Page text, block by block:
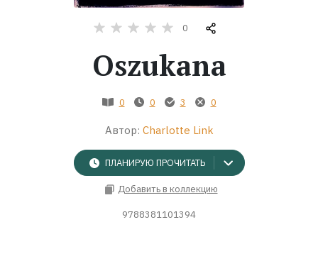
Экранизации
Коллекции
0
Oszukana
0 0 3 0
Автор: Charlotte Link
ПЛАНИРУЮ ПРОЧИТАТЬ
Добавить в коллекцию
9788381101394